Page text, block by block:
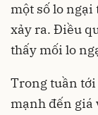
một số lo
xảy ra. Điều
thấy mối lo
Trong tuần tới
mạnh đến giá